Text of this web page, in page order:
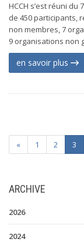
HCCH s’est réuni
de 450 participants,
non membres, 7
9 organisations non
en savoir plus
« 1 2 3
ARCHIVE
2026
2024